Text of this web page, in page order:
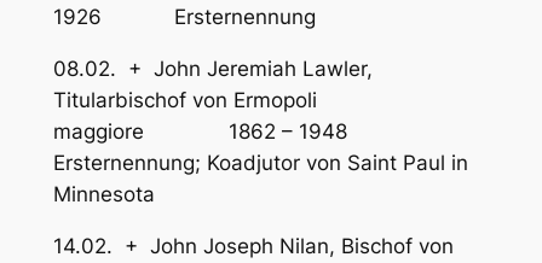
1926 Ersternennung
08.02. + John Jeremiah Lawler,
Titularbischof von Ermopoli
maggiore 1862 – 1948
Ersternennung; Koadjutor von Saint Paul in
Minnesota
14.02. + John Joseph Nilan, Bischof von